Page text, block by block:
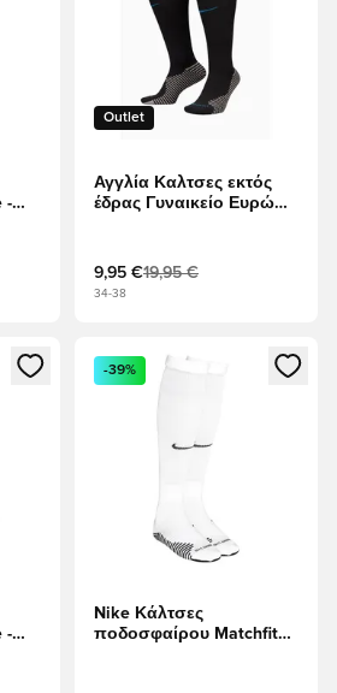
-
Outlet
Αγγλία Καλτσες εκτός
έδρας Γυναικείο Ευρώ
9,95 €19,95 €
34-38
να συνδεθείτε ή να εγγραφείτε ως
-
Ανοίγει ένα Modal για να
-39%
Nike Κάλτσες
ποδοσφαίρου Matchfit